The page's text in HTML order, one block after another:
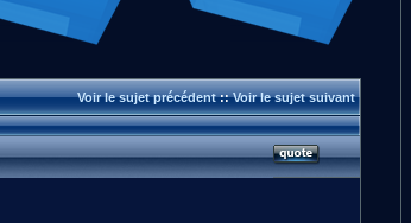
Voir le sujet précédent::Voir le sujet suivant